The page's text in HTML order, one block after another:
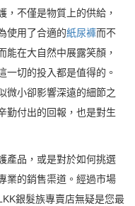
，不僅是物質上的供給，
使用了合適的紙尿褲而不
能在大自然中展露笑顏，
一切的投入都是值得的。
微小卻影響深遠的細節之
勤付出的回報，也是對生
產品，或是對於如何挑選
業的銷售渠道。經過市場
銀髮族專賣店無疑是您最